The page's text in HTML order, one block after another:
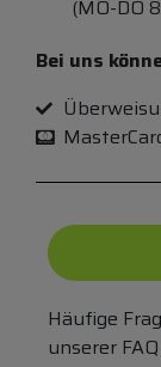
(MO-DO
Bei uns
Häufige
unserer